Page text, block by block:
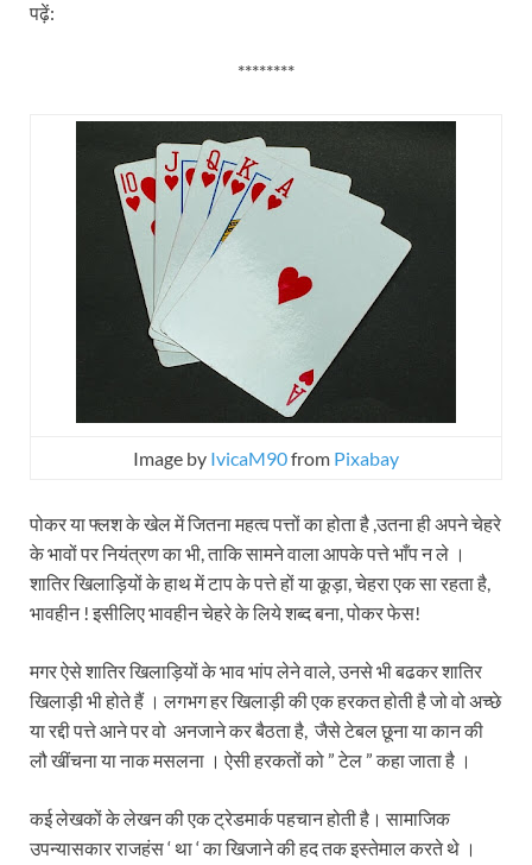
पढ़ें:
********
Image by IvicaM90from Pixabay
पोकर या फ्लश के खेल में जितना महत्व पत्तों का होता है ,उतना ही अपने चेहरे
के भावों पर नियंत्रण का भी, ताकि सामने वाला आपके पत्ते भाँप न ले ।
शातिर खिलाड़ियों के हाथ में टाप के पत्ते हों या कूड़ा, चेहरा एक सा रहता है,
भावहीन ! इसीलिए भावहीन चेहरे के लिये शब्द बना, पोकर फेस!
मगर ऐसे शातिर खिलाड़ियों के भाव भांप लेने वाले, उनसे भी बढकर शातिर
खिलाड़ी भी होते हैं । लगभग हर खिलाड़ी की एक हरकत होती है जो वो अच्छे
या रद्दी पत्ते आने पर वो अनजाने कर बैठता है, जैसे टेबल छूना या कान की
लौ खींचना या नाक मसलना । ऐसी हरकतों को ” टेल ” कहा जाता है ।
कई लेखकों के लेखन की एक ट्रेडमार्क पहचान होती है। सामाजिक
उपन्यासकार राजहंस ‘ था ‘ का खिजाने की हद तक इस्तेमाल करते थे ।